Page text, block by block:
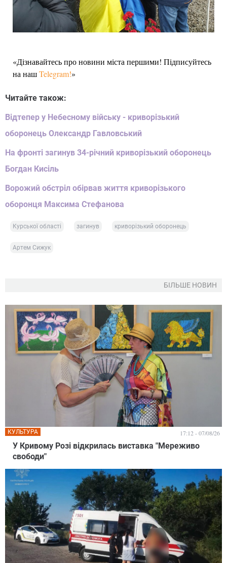
«Дізнавайтесь про новини міста першими! Підписуйтесь
на нашTelegram!»
Читайте також:
Відтепер у Небесному війську - криворізький
оборонець Олександр Гавловський
На фронті загинув 34-річний криворізький оборонець
Богдан Кисіль
Ворожий обстріл обірвав життя криворізького
оборонця Максима Стефанова
Курської області загинув криворізький оборонець
Артем Сижук
БІЛЬШЕ НОВИН
У Кривому Розі відкрилась виставка "Мереживо
свободи"
КУЛЬТУРА 17:12 - 07/08/26